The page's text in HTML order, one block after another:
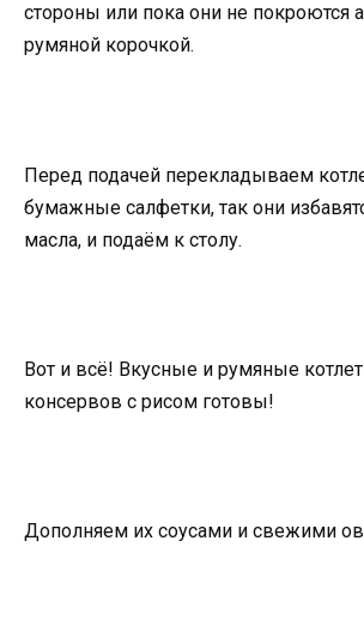
стороны или пока они не покроются
румяной корочкой.
Перед подачей перекладываем
бумажные салфетки, так они
масла, и подаём к столу.
Вот и всё! Вкусные и румяные
консервов с рисом готовы!
Дополняем их соусами и свежими